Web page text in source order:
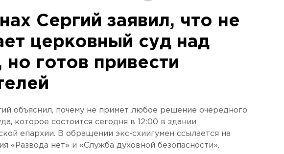
Сергий заявил, что не
церковный суд над
но готов привести
объяснил, почему не примет любое решение очередного
которое состоится сегодня в 12:00 в здании
епархии. В обращении экс-схиигумен ссылается на
«Развода нет» и «Служба духовной безопасности».